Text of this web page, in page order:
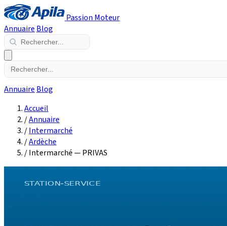
Passion Moteur
Annuaire Blog
Annuaire Blog
Accueil
/Annuaire
/Intermarché
/Ardèche
/Intermarché — PRIVAS